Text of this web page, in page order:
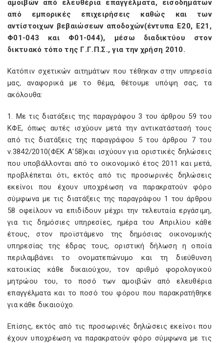
αμοιβών από ελευθέρια επαγγέλματα, εισοδημάτων
από εμπορικές επιχειρήσεις καθώς και των
αντίστοιχων βεβαιώσεων αποδοχών(έντυπα Ε20, Ε21,
Φ01-043 και Φ01-044), μέσω διαδικτύου στον
δικτυακό τόπο της Γ.Γ.Π.Σ., για την χρήση 2010.
Κατόπιν σχετικών αιτημάτων που τέθηκαν στην υπηρεσία
μας, αναφορικά με το θέμα, θέτουμε υπόψη σας, τα
ακόλουθα:
1. Με τις διατάξεις της παραγράφου 3 του άρθρου 59 του
ΚΦΕ, όπως αυτές ισχύουν μετά την αντικατάστασή τους
από τις διατάξεις της παραγράφου 5 του άρθρου 7 του
ν.3842/2010(ΦΕΚ Α'58)και ισχύουν για οριστικές δηλώσεις
που υποβάλλονται από το οικονομικό έτος 2011 και μετά,
προβλέπεται ότι, εκτός από τις προσωρινές δηλώσεις
εκείνοι που έχουν υποχρέωση να παρακρατούν φόρο
σύμφωνα με τις διατάξεις της παραγράφου 1 του άρθρου
58 οφείλουν να επιδίδουν μέχρι την τελευταία εργάσιμη,
για τις δημόσιες υπηρεσίες, ημέρα του Απριλίου κάθε
έτους, στον προϊστάμενο της δημόσιας οικονομικής
υπηρεσίας της έδρας τους, οριστική δήλωση η οποία
περιλαμβάνει το ονοματεπώνυμο και τη διεύθυνση
κατοικίας κάθε δικαιούχου, τον αριθμό φορολογικού
μητρώου του, το ποσό των αμοιβών από ελευθέρια
επαγγέλματα και το ποσό του φόρου που παρακρατήθηκε
για κάθε δικαιούχο.
Επίσης, εκτός από τις προσωρινές δηλώσεις εκείνοι που
έχουν υποχρέωση να παρακρατούν φόρο σύμφωνα με τις